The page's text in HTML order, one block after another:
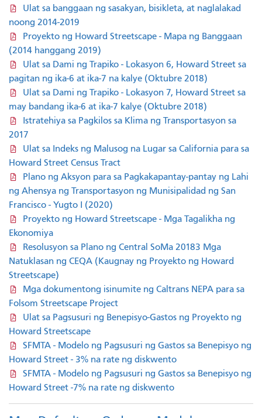
Ulat sa banggaan ng sasakyan, bisikleta, at naglalakad
noong 2014-2019
Proyekto ng Howard Streetscape - Mapa ng Banggaan
(2014 hanggang 2019)
Ulat sa Dami ng Trapiko - Lokasyon 6, Howard Street sa
pagitan ng ika-6 at ika-7 na kalye (Oktubre 2018)
Ulat sa Dami ng Trapiko - Lokasyon 7, Howard Street sa
may bandang ika-6 at ika-7 kalye (Oktubre 2018)
Istratehiya sa Pagkilos sa Klima ng Transportasyon sa
2017
Ulat sa Indeks ng Malusog na Lugar sa California para sa
Howard Street Census Tract
Plano ng Aksyon para sa Pagkakapantay-pantay ng Lahi
ng Ahensya ng Transportasyon ng Munisipalidad ng San
Francisco - Yugto I (2020)
Proyekto ng Howard Streetscape - Mga Tagalikha ng
Ekonomiya
Resolusyon sa Plano ng Central SoMa 20183 Mga
Natuklasan ng CEQA (Kaugnay ng Proyekto ng Howard
Streetscape)
Mga dokumentong isinumite ng Caltrans NEPA para sa
Folsom Streetscape Project
Ulat sa Pagsusuri ng Benepisyo-Gastos ng Proyekto ng
Howard Streetscape
SFMTA - Modelo ng Pagsusuri ng Gastos sa Benepisyo ng
Howard Street - 3% na rate ng diskwento
SFMTA - Modelo ng Pagsusuri ng Gastos sa Benepisyo ng
Howard Street -7% na rate ng diskwento